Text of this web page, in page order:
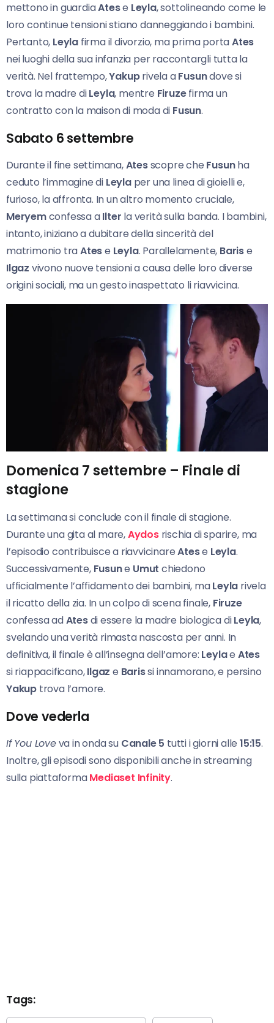
mettono in guardiaAtese Leyla, sottolineando come le
loro continue tensioni stiano danneggiando i bambini.
Pertanto, Leyla firma il divorzio, ma prima portaAtes
nei luoghi della sua infanzia per raccontargli tutta la
verità. Nel frattempo,Yakuprivela aFusundove si
trova la madre diLeyla, mentre Firuzefirma un
contratto con la maison di moda di Fusun.
Sabato 6 settembre
Durante il fine settimana,Atesscopre che Fusunha
ceduto l’immagine di Leylaper una linea di gioielli e,
furioso, la affronta. In un altro momento cruciale,
Meryemconfessa aIlter la verità sulla banda. I bambini,
intanto, iniziano a dubitare della sincerità del
matrimonio traAtese Leyla. Parallelamente, Barise
Ilgaz vivono nuove tensioni a causa delle loro diverse
origini sociali, ma un gesto inaspettato li riavvicina.
Domenica 7 settembre – Finale di
stagione
La settimana si conclude con il finale di stagione.
Durante una gita al mare,Aydosrischia di sparire, ma
l’episodio contribuisce a riavvicinareAtese Leyla.
Successivamente, Fusune Umut chiedono
ufficialmente l’affidamento dei bambini, maLeyla rivela
il ricatto della zia. In un colpo di scena finale, Firuze
confessa adAtesdi essere la madre biologica diLeyla,
svelando una verità rimasta nascosta per anni. In
definitiva, il finale è all’insegna dell’amore: Leylae Ates
si riappacificano,Ilgaz e Barissi innamorano, e persino
Yakup trova l’amore.
Dove vederla
If You Loveva in onda su Canale 5 tutti i giorni alle15:15.
Inoltre, gli episodi sono disponibili anche in streaming
sulla piattaformaMediaset Infinity.
Tags: